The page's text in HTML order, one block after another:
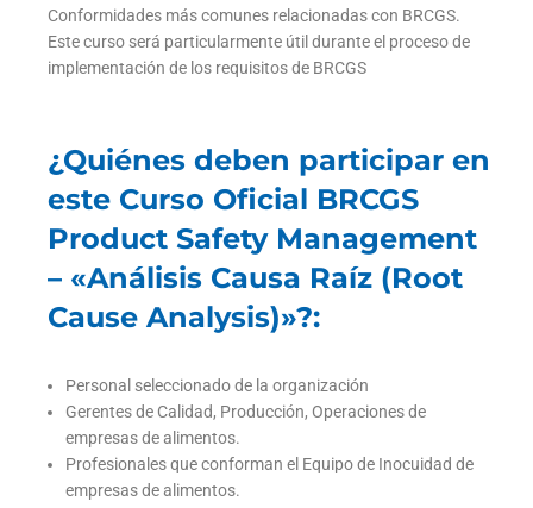
Conformidades más comunes relacionadas con BRCGS.
Este curso será particularmente útil durante el proceso de
implementación de los requisitos de BRCGS
¿Quiénes deben participar en
este Curso Oficial BRCGS
Product Safety Management
– «Análisis Causa Raíz (Root
Cause Analysis)»?:
Personal seleccionado de la organización
Gerentes de Calidad, Producción, Operaciones de
empresas de alimentos.
Profesionales que conforman el Equipo de Inocuidad de
empresas de alimentos.